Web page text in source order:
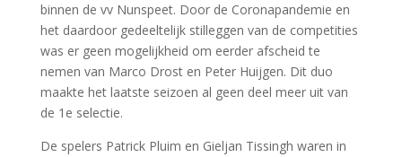
binnen de vv Nunspeet. Door de Coronapandemie en
het daardoor gedeeltelijk stilleggen van de competities
was er geen mogelijkheid om eerder afscheid te
nemen van Marco Drost en Peter Huijgen. Dit duo
maakte het laatste seizoen al geen deel meer uit van
de 1e selectie.
De spelers Patrick Pluim en Gieljan Tissingh waren in